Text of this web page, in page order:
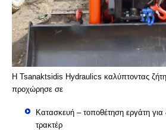
H Tsanaktsidis Hydraulics καλύπτοντας
προχώρησε σε
Κατασκευή – τοποθέτηση εργάτη
τρακτέρ